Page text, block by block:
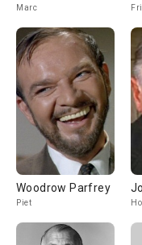
Marc
Woodrow Parfrey
Piet